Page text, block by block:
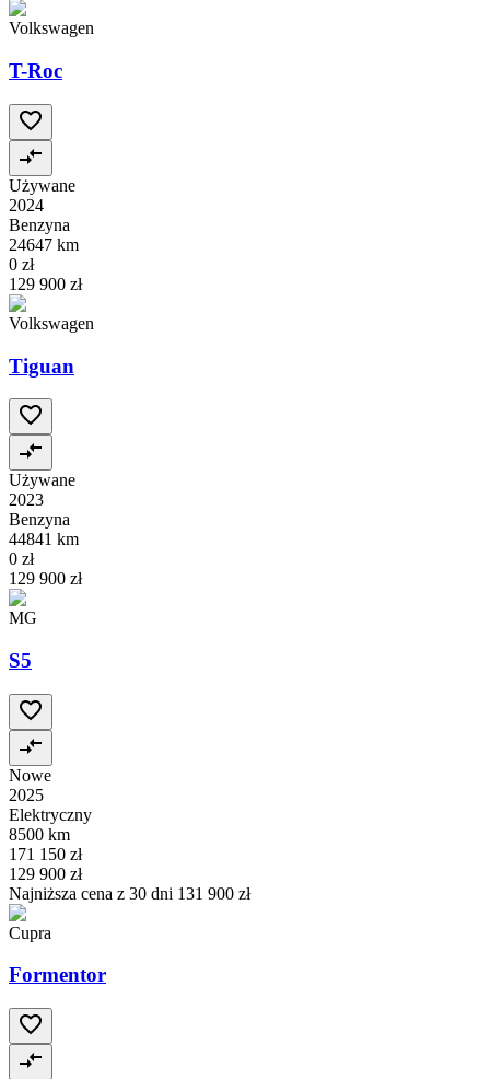
Volkswagen
T-Roc
Używane
2024
Benzyna
24647 km
0 zł
129 900 zł
Volkswagen
Tiguan
Używane
2023
Benzyna
44841 km
0 zł
129 900 zł
MG
S5
Nowe
2025
Elektryczny
8500 km
171 150 zł
129 900 zł
Najniższa cena z 30 dni 131 900 zł
Cupra
Formentor